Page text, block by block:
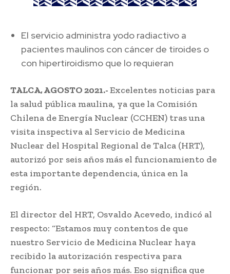
El servicio administra yodo radiactivo a
pacientes maulinos con cáncer de tiroides o
con hipertiroidismo que lo requieran
TALCA, AGOSTO 2021.-Excelentes noticias para
la salud pública maulina, ya que la Comisión
Chilena de Energía Nuclear (CCHEN) tras una
visita inspectiva al Servicio de Medicina
Nuclear del Hospital Regional de Talca (HRT),
autorizó por seis años más el funcionamiento de
esta importante dependencia, única en la
región.
El director del HRT, Osvaldo Acevedo, indicó al
respecto: “Estamos muy contentos de que
nuestro Servicio de Medicina Nuclear haya
recibido la autorización respectiva para
funcionar por seis años más. Eso significa que